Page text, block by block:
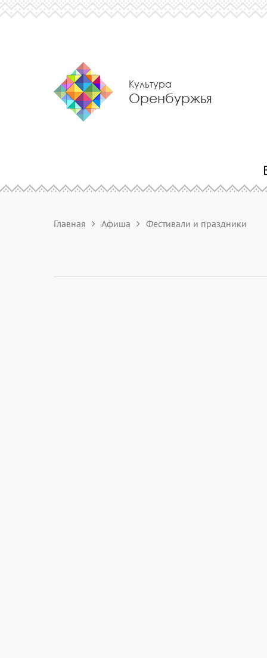
Культура
Оренбуржья
Главная Афиша Фестивали и праздники